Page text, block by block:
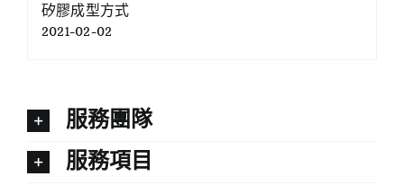
矽膠成型方式
2021-02-02
服務團隊
服務項目